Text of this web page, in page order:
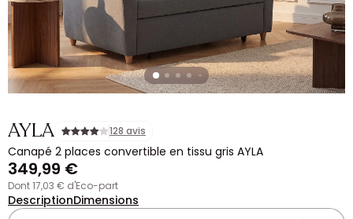
AYLA 128 avis
Canapé 2 places convertible en tissu gris AYLA
349,99 €
dont 17,03 € d'Eco-part
DescriptionDimensions